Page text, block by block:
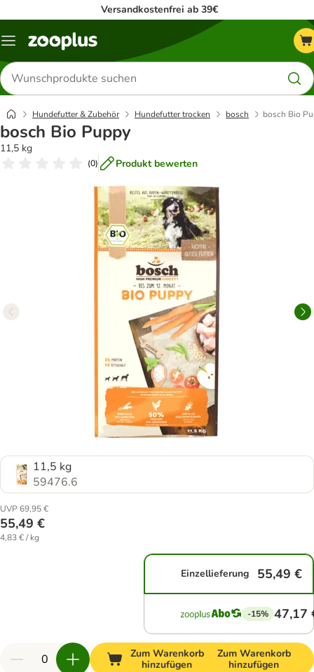
Versandkostenfrei ab 39€
Menü
Produkte
suchen
Hundefutter & Zubehör Hundefutter trocken bosch bosch Bio
bosch Bio Puppy
11,5 kg
(0) Produkt bewerten
11,5 kg
59476.6
UVP 69,95 €
55,49 €
4,83 € / kg
Einzellieferung 55,49 €
-15% 47,17
Zum Warenkorb
hinzufügen
Zum Warenkorb
hinzufügen